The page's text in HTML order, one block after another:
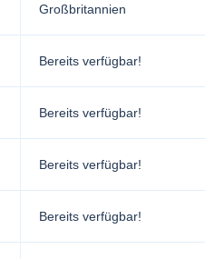
Großbritannien
Bereits verfügbar!
Bereits verfügbar!
Bereits verfügbar!
Bereits verfügbar!